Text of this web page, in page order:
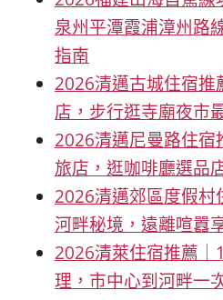
泉州平潭霞浦漳州路
指南
2026清邁古城住宿推
店，步行逛寺廟夜市
2026清邁尼曼路住宿
旅店，逛咖啡廳選品
2026清邁郊區度假村
河畔秘境，遠離喧囂
2026清萊住宿推薦｜
理，市中心到河畔一